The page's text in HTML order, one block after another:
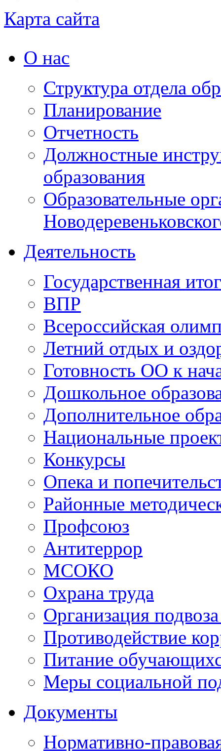
Карта сайта
О нас
Структура отдела
Планирование
Отчетность
Должностные
образования
Образовательные
Деятельность
Государственная
ВПР
Всероссийская
Летний отдых и
Готовность ОО к
Дошкольное
Дополнительное
Национальные
Конкурсы
Опека и
Районные
Профсоюз
Антитеррор
МСОКО
Охрана труда
Организация
Противодействие
Питание
Меры социальной
Документы
Нормативно-